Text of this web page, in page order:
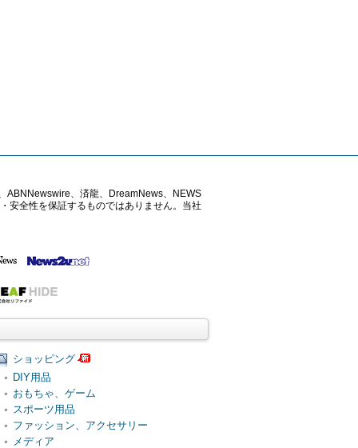
ABNNewswire、済龍、DreamNews、NEWS
安全性を保証するものではありません。当社
ショッピング
DIY用品
おもちゃ、ゲーム
スポーツ用品
ファッション、アクセサリー
メディア